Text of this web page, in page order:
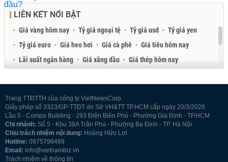
LIÊN KẾT NỔI BẬT
Giá vàng hôm nay Tỷ giá ngoại tệ Tỷ giá usd
Tỷ giá yen
Tỷ giá euro
Giá heo hơi Giá cà phê
Giá tiêu hôm nay
Lãi suất ngân hàng
Giá xăng dầu
Giá thép hôm nay
Trang TTĐTTH của công ty VietNewsCorp
Giấy phép số 3323/GP-TTĐT do Sở VH&TT TP.HCM cấp ngày 20/3/2026
Lầu 5 - Compa Building - 293 Điện Biên Phủ - Phường Gia Định - TP.HCM
Chi nhánh: Số 5 - Khu 38A Trần Phú - Phường Ba Đình - TP. Hà Nội
Chịu trách nhiệm nội dung: Hoàng Hữu Lợi
Hotline: 0975798489
Email: info@vietnambiz.vn
Trách nhiệm về thông tin